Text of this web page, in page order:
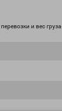
и вес груза.